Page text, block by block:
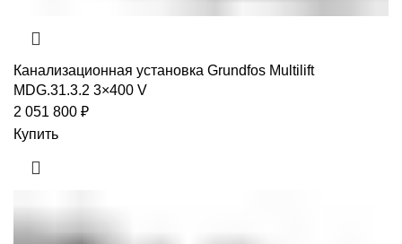
Канализационная установка Grundfos Multilift
MDG.31.3.2 3×400 V
2 051 800 ₽
Купить